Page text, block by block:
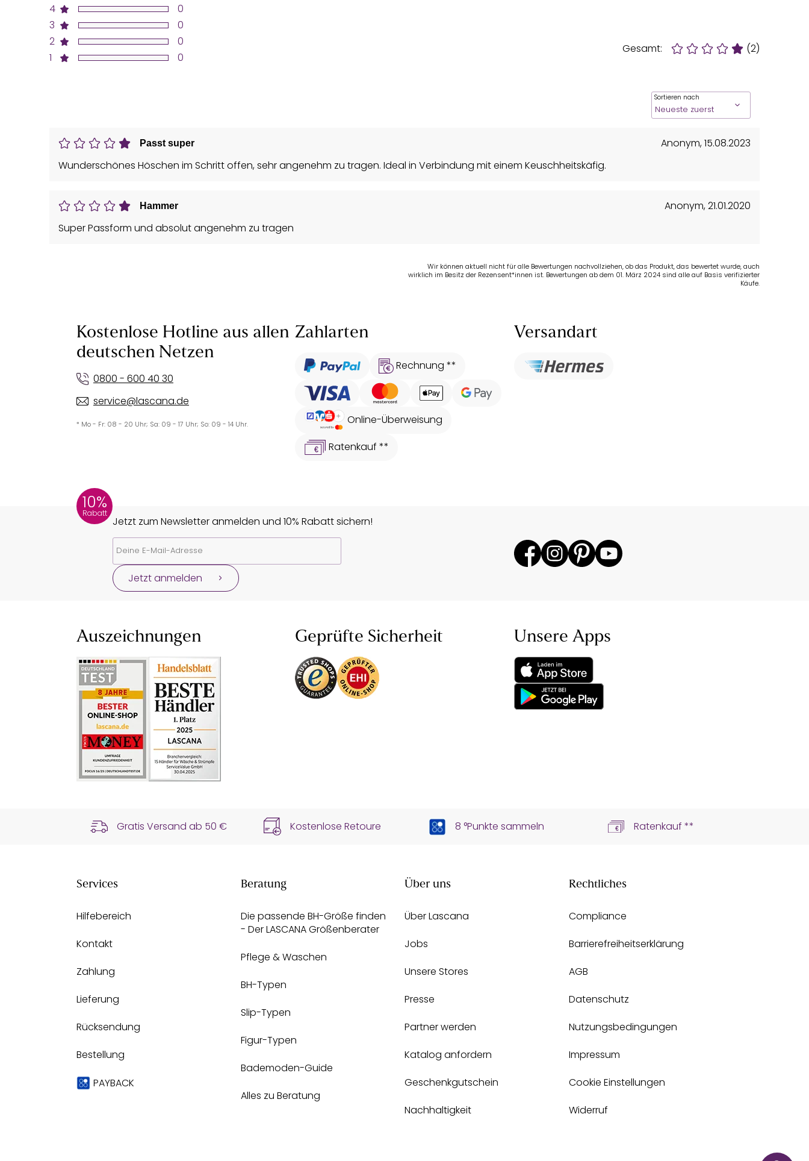
4
3
2
1
0
0
0
0
Gesamt: (2)
Sortieren nach
Passt super Anonym,15.08.2023
Wunderschönes Höschen im Schritt offen, sehr angenehm zu tragen. Ideal in Verbindung mit einem Keuschheitskäfig.
Hammer Anonym,21.01.2020
Super Passform und absolut angenehm zu tragen
Wir können aktuell nicht für alle Bewertungen nachvollziehen, ob das Produkt, das bewertet wurde, auch
wirklich im Besitz der Rezensent*innen ist. Bewertungen ab dem 01. März 2024 sind alle auf Basis verifizierter
Käufe.
Kostenlose Hotline aus allen
deutschen Netzen
0800 - 600 40 30
service@lascana.de
* Mo - Fr: 08 - 20 Uhr; Sa: 09 - 17 Uhr; So: 09 - 14 Uhr.
Zahlarten
Rechnung **
Online-Überweisung
Ratenkauf **
Versandart
10%
Rabatt
Jetzt zum Newsletter anmelden und 10% Rabatt sichern!
Jetzt anmelden
Auszeichnungen Geprüfte Sicherheit Unsere Apps
Gratis Versand ab 50 € Kostenlose Retoure 8 °Punkte sammeln Ratenkauf **
Services
Hilfebereich
Kontakt
Zahlung
Lieferung
Rücksendung
Bestellung
PAYBACK
Beratung
Die passende BH-Größe finden
- Der LASCANA Größenberater
Pflege & Waschen
BH-Typen
Slip-Typen
Figur-Typen
Bademoden-Guide
Alles zu Beratung
Über uns
Über Lascana
Jobs
Unsere Stores
Presse
Partner werden
Katalog anfordern
Geschenkgutschein
Nachhaltigkeit
Rechtliches
Compliance
Barrierefreiheitserklärung
AGB
Datenschutz
Nutzungsbedingungen
Impressum
Cookie Einstellungen
Widerruf